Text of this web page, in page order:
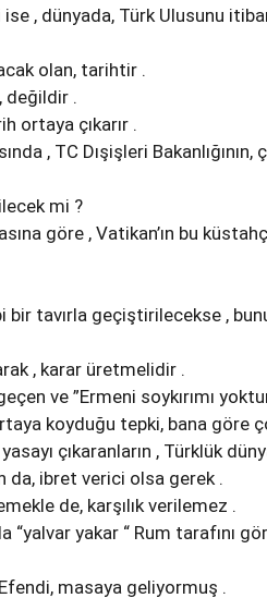
, dünyada, Türk Ulusunu
olan, tarihtir .
değildir .
ortaya çıkarır .
, TC Dışişleri
mi ?
göre , Vatikan’ın bu
bir tavırla geçiştirilecekse ,
, karar üretmelidir .
ve ”Ermeni soykırımı
koyduğu tepki, bana göre
çıkaranların , Türklük
da, ibret verici olsa gerek .
de, karşılık verilemez .
“yalvar yakar “ Rum tarafını
masaya geliyormuş .